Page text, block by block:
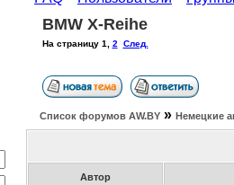
BMW X-Reihe
На страницу 1 2 След.
Список форумов АW.BY » Немецкие
Автор